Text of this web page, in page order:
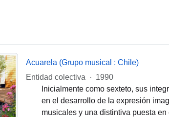
Acuarela (Grupo musical : Chile)
Entidad colectiva
· 1990
Inicialmente como sexteto, sus
en el desarrollo de la expresión
musicales y una distintiva puesta en